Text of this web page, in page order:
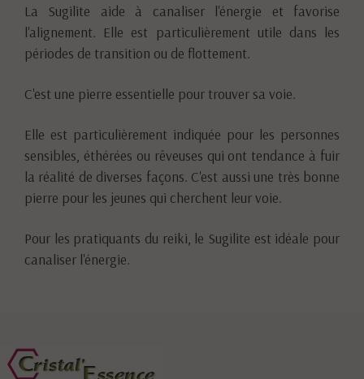
La Sugilite aide à canaliser l'énergie et favorise
l'alignement. Elle est particulièrement utile dans les
périodes de transition ou de flottement.
C'est une pierre essentielle pour trouver sa voie.
Elle est particulièrement indiquée pour les personnes
sensibles, éthérées ou rêveuses qui ont tendance à fuir
la réalité de diverses façons. C'est aussi une très bonne
pierre pour les jeunes qui cherchent leur voie.
Pour les pratiquants du reiki, le Sugilite est idéale pour
canaliser l'énergie.